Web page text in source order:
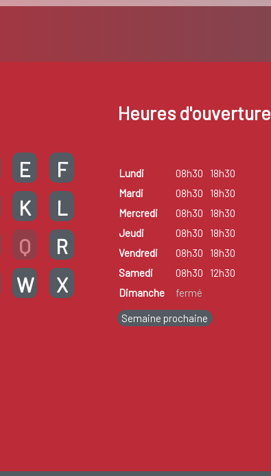
E
F
K
L
Q
R
W
X
Heures d'ouverture
Lundi 08h30
18h30
Mardi
08h30
18h30
Mercredi
08h30
18h30
Jeudi
08h30
18h30
Vendredi
08h30
18h30
Samedi
08h30
12h30
Dimanche
fermé
Semaine prochaine